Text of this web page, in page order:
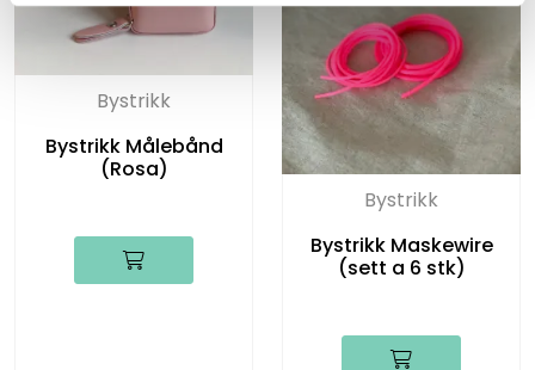
Bystrikk
Bystrikk Målebånd
(Rosa)
Bystrikk
Bystrikk Maskewire
(sett a 6 stk)